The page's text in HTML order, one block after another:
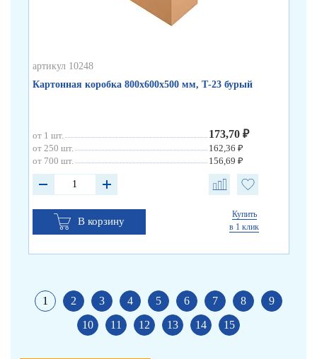
артикул 10248
Картонная коробка 800х600х500 мм, Т-23 бурый
от 1 шт. 173,70 ₽
от 250 шт.
162,36 ₽
от 700 шт.
156,69 ₽
В корзину
Купить
в 1 клик
1 2 3 4 5 6 7 8
9
10
11 12 13 14 15